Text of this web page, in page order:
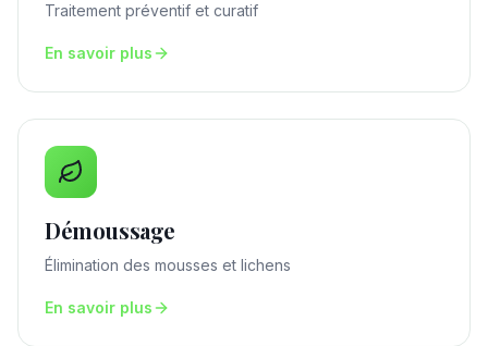
Traitement préventif et curatif
En savoir plus
Démoussage
Élimination des mousses et lichens
En savoir plus